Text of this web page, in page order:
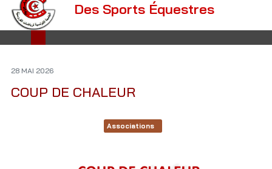
Des Sports Équestres
28 MAI 2026
COUP DE CHALEUR
Associations